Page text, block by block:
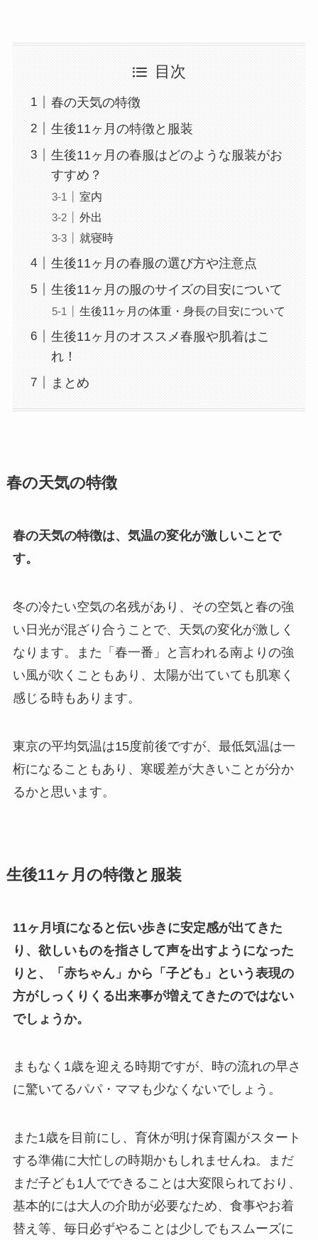
目次
春の天気の特徴
生後11ヶ月の特徴と服装
生後11ヶ月の春服はどのような服装がお
すすめ？
室内
外出
就寝時
生後11ヶ月の春服の選び方や注意点
生後11ヶ月の服のサイズの目安について
生後11ヶ月の体重・身長の目安について
生後11ヶ月のオススメ春服や肌着はこ
れ！
まとめ
春の天気の特徴
春の天気の特徴は、気温の変化が激しいことで
す。
冬の冷たい空気の名残があり、その空気と春の強
い日光が混ざり合うことで、天気の変化が激しく
なります。また「春一番」と言われる南よりの強
い風が吹くこともあり、太陽が出ていても肌寒く
感じる時もあります。
東京の平均気温は15度前後ですが、最低気温は一
桁になることもあり、寒暖差が大きいことが分か
るかと思います。
生後11ヶ月の特徴と服装
11ヶ月頃になると伝い歩きに安定感が出てきた
り、欲しいものを指さして声を出すようになった
りと、「赤ちゃん」から「子ども」という表現の
方がしっくりくる出来事が増えてきたのではない
でしょうか。
まもなく1歳を迎える時期ですが、時の流れの早さ
に驚いてるパパ・ママも少なくないでしょう。
また1歳を目前にし、育休が明け保育園がスタート
する準備に大忙しの時期かもしれませんね。まだ
まだ子ども1人でできることは大変限られており、
基本的には大人の介助が必要なため、食事やお着
替え等、毎日必ずやることは少しでもスムーズに